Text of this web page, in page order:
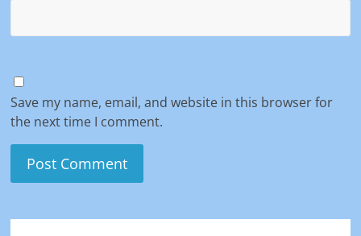
Save my name, email, and website in this browser for
the next time I comment.